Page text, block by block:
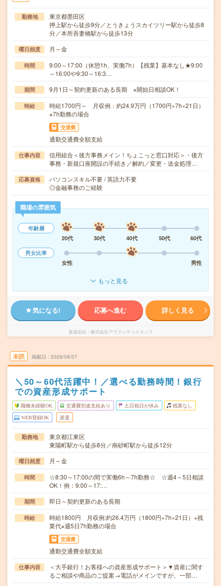
勤務地
東京都墨田区
押上駅から徒歩9分／とうきょうスカイツリー駅から徒歩8
分／本所吾妻橋駅から徒歩13分
曜日頻度 月～金
時間
9:00～17:00（休憩1h、実働7h）【残業】基本なし★9:00
～16:00や9:30～16:3…
期間 9月1日～契約更新のある長期 ※開始日相談OK！
時給
時給1700円～ 月収例：約24.9万円（1700円×7h×21日）
※7h勤務の場合
交通費
通勤交通費全額支給
仕事内容
信用組合＜後方事務メイン！ちょこっと窓口対応＞・後方
事務・新規口座開設の手続き／解約／変更・送金処理…
応募資格
パソコンスキル不要 / 英語力不要
◎金融事務のご経験
職場の雰囲気
年齢層
20代
30代 40代 50代
60代
男女比率
女性
男性
もっと見る
気になる! 応募へ進む 詳しく見る
派遣会社 株式会社アヴァンティスタッフ
未読 掲載日 2026/08/07
＼50～60代活躍中！／選べる勤務時間！銀行
での資産形成サポート
職種未経験OK 交通費別途支給あり 土日祝日が休み 残業なし
WEB登録OK 派遣
勤務地
東京都江東区
東陽町駅から徒歩8分／南砂町駅から徒歩12分
曜日頻度 月～金
時間
☆8:30～17:00の間で実働6h～7h勤務☆ ☆週4～5日相談
OK！例：9:00～17:…
期間 即日～契約更新のある長期
時給
時給1800円 月収例:約26.4万円（1800円×7h×21日）+残
業代※週5日7h勤務の場合
交通費
通勤交通費全額支給
仕事内容
＜大手銀行！お客様への資産形成サポート＞▼資産に関す
るご相談や商品のご提案→電話がメインですが、一部…